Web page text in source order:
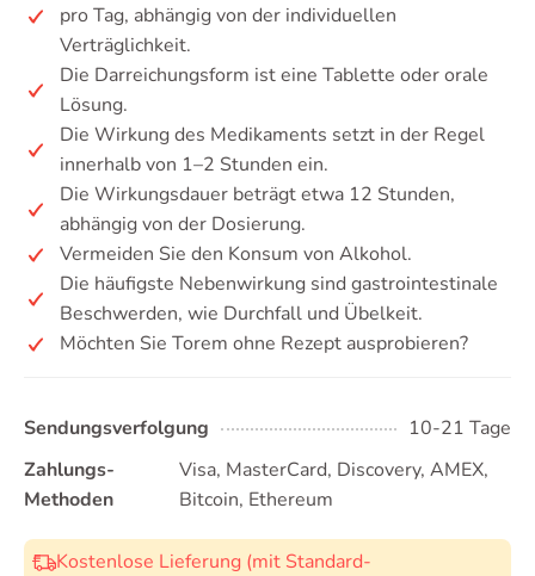
pro Tag, abhängig von der individuellen
Verträglichkeit.
Die Darreichungsform ist eine Tablette oder orale
Lösung.
Die Wirkung des Medikaments setzt in der Regel
innerhalb von 1–2 Stunden ein.
Die Wirkungsdauer beträgt etwa 12 Stunden,
abhängig von der Dosierung.
Vermeiden Sie den Konsum von Alkohol.
Die häufigste Nebenwirkung sind gastrointestinale
Beschwerden, wie Durchfall und Übelkeit.
Möchten Sie Torem ohne Rezept ausprobieren?
Sendungsverfolgung
10-21 Tage
Zahlungs-
Methoden
Visa, MasterCard, Discovery, AMEX,
Bitcoin, Ethereum
Kostenlose Lieferung (mit Standard-